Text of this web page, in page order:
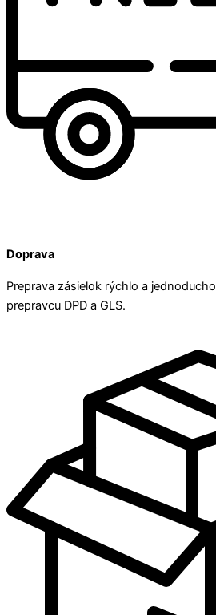
Doprava
Preprava zásielok rýchlo a
prepravcu DPD a GLS.